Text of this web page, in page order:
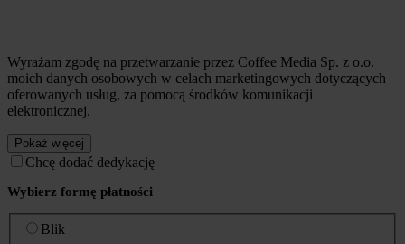
Wyrażam zgodę na przetwarzanie przez Coffee Media Sp. z o.o.
moich danych osobowych w celach marketingowych dotyczących
oferowanych usług, za pomocą środków komunikacji
elektronicznej.
Pokaż więcej
Chcę dodać dedykację
Wybierz formę płatności
Blik